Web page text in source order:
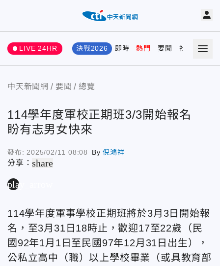
LIVE 24HR 決戰2026 即時 熱門 要聞 社會 娛樂
中天新聞網 要聞 總覽
114學年度軍校正期班3/3開始報名
盼有志男女快來
發布: 2025/02/11 08:08 By倪鴻祥
分享：share
play_arrow
114學年度軍事學校正期班將於3月3日開始報
名，至3月31日18時止，歡迎17至22歲（民
國92年1月1日至民國97年12月31日出生），
公私立高中（職）以上學校畢業（或具教育部